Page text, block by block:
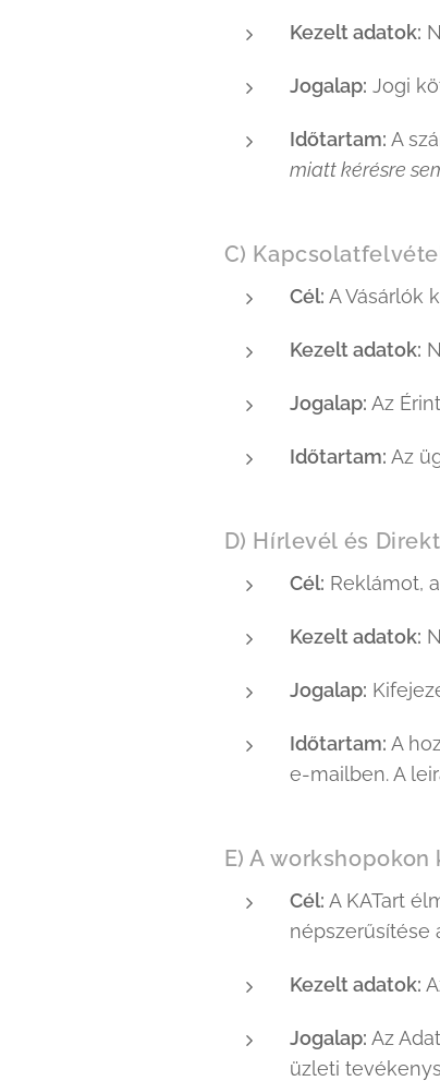
Kezelt adatok:
Jogalap: Jogi
Időtartam: A
miatt kérésre
C)
Cél: A Vásárlók
Kezelt adatok:
Jogalap: Az
Időtartam: Az
D) Hírlevél és
Cél: Reklámot,
Kezelt adatok:
Jogalap:
Időtartam: A
e-mailben. A
E) A
Cél: A KATart
népszerűsítése
Kezelt adatok:
Jogalap: Az
üzleti